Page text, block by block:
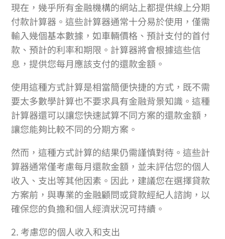
現在，幾乎所有金融機構的網站上都提供線上分期
付款計算器。這些計算器通常十分易於使用，僅需
輸入幾個基本數據，如車輛價格、預計支付的首付
款、預計的利率和期限。計算器將會根據這些信
息，提供您每月應該支付的還款金額。
使用這種方式計算是相當簡便快捷的方式，既不需
要太多數學計算也不要求具有金融背景知識。這種
計算器還可以讓您快速試算不同方案的還款金額，
讓您能夠比較不同的分期方案。
然而，這種方式計算的結果仍需謹慎對待。這些計
算器通常僅考慮每月還款金額，並未評估您的個人
收入、支出等其他因素。因此，建議您在選擇貸款
方案前，與專業的金融顧問或貸款經紀人諮詢，以
確保您的負擔和個人經濟狀況可持續。
2. 考慮您的個人收入和支出